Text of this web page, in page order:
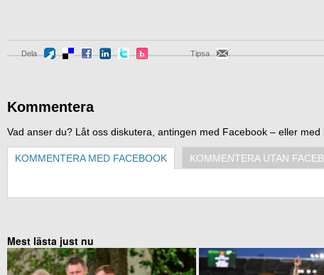
Dela Tipsa
Kommentera
Vad anser du? Låt oss diskutera, antingen med Facebook – eller
KOMMENTERA MED FACEBOOK KOMMENTERA UTAN
Mest lästa just nu